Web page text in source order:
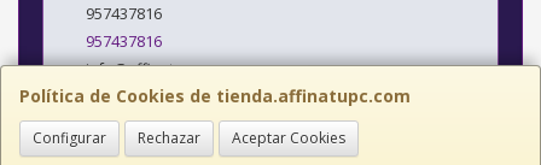
Política de Cookies de tienda.affinatupc.com
Configurar Rechazar Aceptar Cookies
957437816
957437816
info@affinatupc.com
Horario